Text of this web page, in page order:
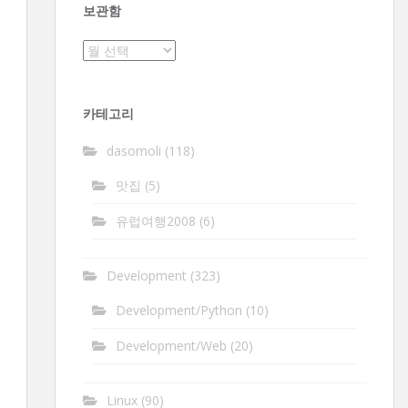
보관함
보
카테고리
dasomoli (118)
맛집 (5)
유럽여행2008 (6)
Development (323)
Development/Python (10)
Development/Web (20)
Linux(90)